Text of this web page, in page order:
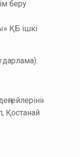
беру
ҚБ ішкі
Қостанай